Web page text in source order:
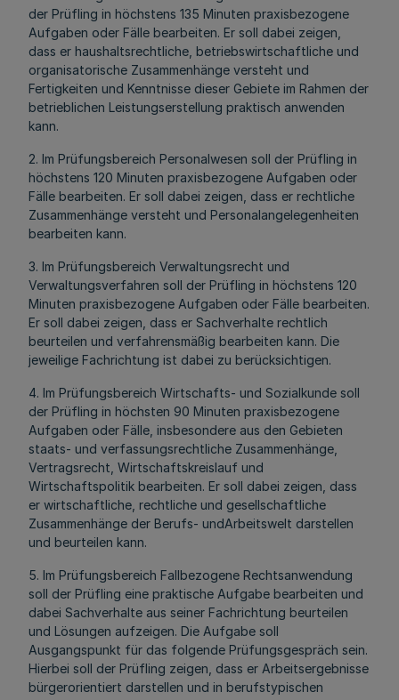
der Prüfling in höchstens 135 Minuten praxisbezogene
Aufgaben oder Fälle bearbeiten. Er soll dabei zeigen,
dass er haushaltsrechtliche, betriebswirtschaftliche und
organisatorische Zusammenhänge versteht und
Fertigkeiten und Kenntnisse dieser Gebiete im Rahmen der
betrieblichen Leistungserstellung praktisch anwenden
kann.
2. Im Prüfungsbereich Personalwesen soll der Prüfling in
höchstens 120 Minuten praxisbezogene Aufgaben oder
Fälle bearbeiten. Er soll dabei zeigen, dass er rechtliche
Zusammenhänge versteht und Personalangelegenheiten
bearbeiten kann.
3. Im Prüfungsbereich Verwaltungsrecht und
Verwaltungsverfahren soll der Prüfling in höchstens 120
Minuten praxisbezogene Aufgaben oder Fälle bearbeiten.
Er soll dabei zeigen, dass er Sachverhalte rechtlich
beurteilen und verfahrensmäßig bearbeiten kann. Die
jeweilige Fachrichtung ist dabei zu berücksichtigen.
4. Im Prüfungsbereich Wirtschafts- und Sozialkunde soll
der Prüfling in höchsten 90 Minuten praxisbezogene
Aufgaben oder Fälle, insbesondere aus den Gebieten
staats- und verfassungsrechtliche Zusammenhänge,
Vertragsrecht, Wirtschaftskreislauf und
Wirtschaftspolitik bearbeiten. Er soll dabei zeigen, dass
er wirtschaftliche, rechtliche und gesellschaftliche
Zusammenhänge der Berufs- undArbeitswelt darstellen
und beurteilen kann.
5. Im Prüfungsbereich Fallbezogene Rechtsanwendung
soll der Prüfling eine praktische Aufgabe bearbeiten und
dabei Sachverhalte aus seiner Fachrichtung beurteilen
und Lösungen aufzeigen. Die Aufgabe soll
Ausgangspunkt für das folgende Prüfungsgespräch sein.
Hierbei soll der Prüfling zeigen, dass er Arbeitsergebnisse
bürgerorientiert darstellen und in berufstypischen